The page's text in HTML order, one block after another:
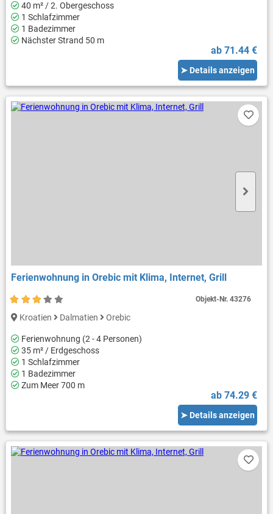
40 m² / 2. Obergeschoss
1 Schlafzimmer
1 Badezimmer
Nächster Strand 50 m
ab 71.44 €
➤ Details anzeigen
Ferienwohnung in Orebic mit Klima, Internet, Grill
Kroatien Dalmatien Orebic
Ferienwohnung (2 - 4 Personen)
35 m² / Erdgeschoss
1 Schlafzimmer
1 Badezimmer
Zum Meer 700 m
ab 74.29 €
➤ Details anzeigen
Objekt-Nr.43276